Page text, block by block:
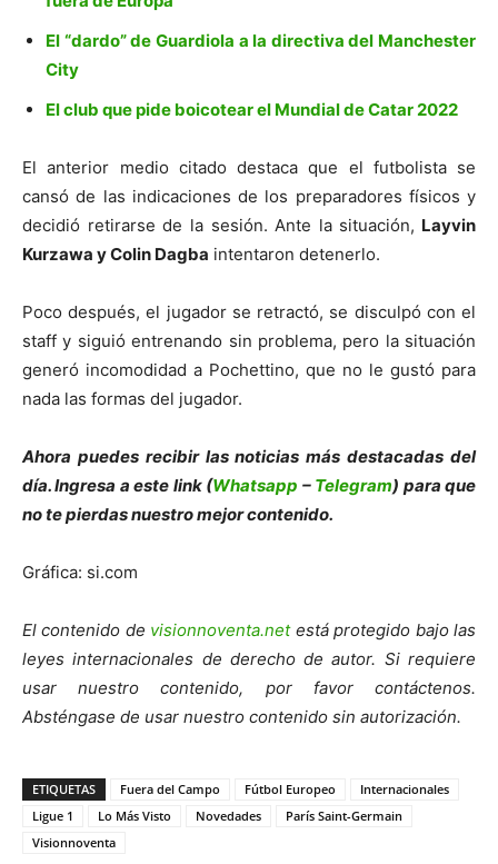
El “dardo” de Guardiola a la directiva del Manchester
City
El club que pide boicotear el Mundial de Catar 2022
El anterior medio citado destaca que el futbolista se
cansó de las indicaciones de los preparadores físicos y
decidió retirarse de la sesión. Ante la situación, Layvin
Kurzawa y Colin Dagba intentaron detenerlo.
Poco después, el jugador se retractó, se disculpó con el
staff y siguió entrenando sin problema, pero la situación
generó incomodidad a Pochettino, que no le gustó para
nada las formas del jugador.
Ahora puedes recibir las noticias más destacadas del
día. Ingresa a este link (Whatsapp – Telegram) para que
no te pierdas nuestro mejor contenido.
Gráfica: si.com
El contenido de visionnoventa.netestá protegido bajo las
leyes internacionales de derecho de autor. Si requiere
usar nuestro contenido, por favor contáctenos.
Absténgase de usar nuestro contenido sin autorización.
ETIQUETAS Fuera del Campo Fútbol Europeo
Internacionales
Ligue 1
Lo Más Visto Novedades
París Saint-Germain
Visionnoventa